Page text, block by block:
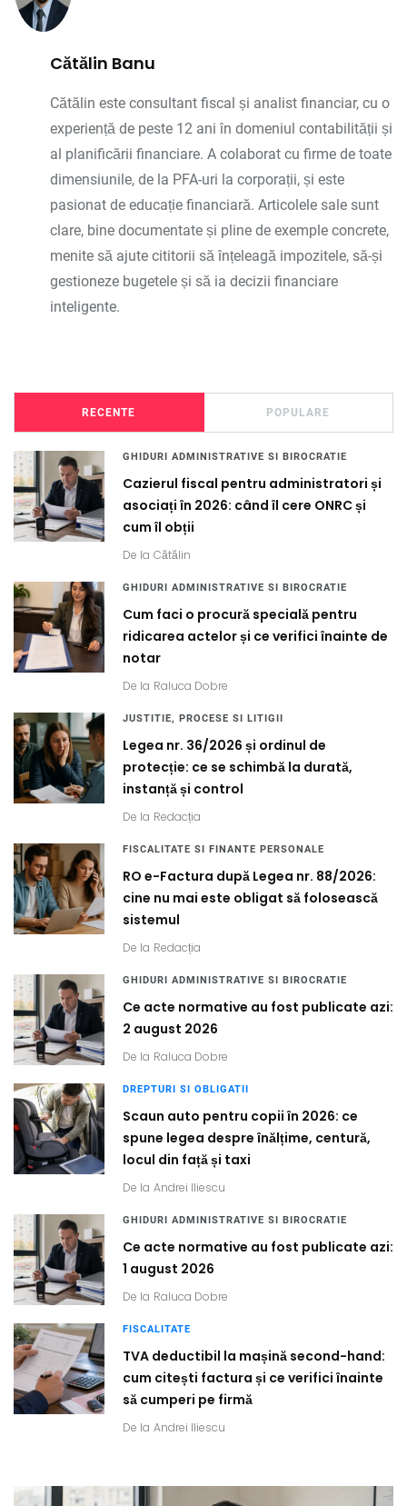
Cătălin Banu
Cătălin este consultant fiscal și analist financiar, cu o
experiență de peste 12 ani în domeniul contabilității și
al planificării financiare. A colaborat cu firme de toate
dimensiunile, de la PFA-uri la corporații, și este
pasionat de educație financiară. Articolele sale sunt
clare, bine documentate și pline de exemple concrete,
menite să ajute cititorii să înțeleagă impozitele, să-și
gestioneze bugetele și să ia decizii financiare
inteligente.
RECENTE POPULARE
GHIDURI ADMINISTRATIVE SI BIROCRATIE
Cazierul fiscal pentru administratori și
asociați în 2026: când îl cere ONRC și
cum îl obții
De la Cătălin
GHIDURI ADMINISTRATIVE SI BIROCRATIE
Cum faci o procură specială pentru
ridicarea actelor și ce verifici înainte de
notar
De la Raluca Dobre
JUSTITIE, PROCESE SI LITIGII
Legea nr. 36/2026 și ordinul de
protecție: ce se schimbă la durată,
instanță și control
De la Redacția
FISCALITATE SI FINANTE PERSONALE
RO e-Factura după Legea nr. 88/2026:
cine nu mai este obligat să folosească
sistemul
De la Redacția
GHIDURI ADMINISTRATIVE SI BIROCRATIE
Ce acte normative au fost publicate azi:
2 august 2026
De la Raluca Dobre
DREPTURI SI OBLIGATII
Scaun auto pentru copii în 2026: ce
spune legea despre înălțime, centură,
locul din față și taxi
De la Andrei Iliescu
GHIDURI ADMINISTRATIVE SI BIROCRATIE
Ce acte normative au fost publicate azi:
1 august 2026
De la Raluca Dobre
FISCALITATE
TVA deductibil la mașină second-hand:
cum citești factura și ce verifici înainte
să cumperi pe firmă
De la Andrei Iliescu